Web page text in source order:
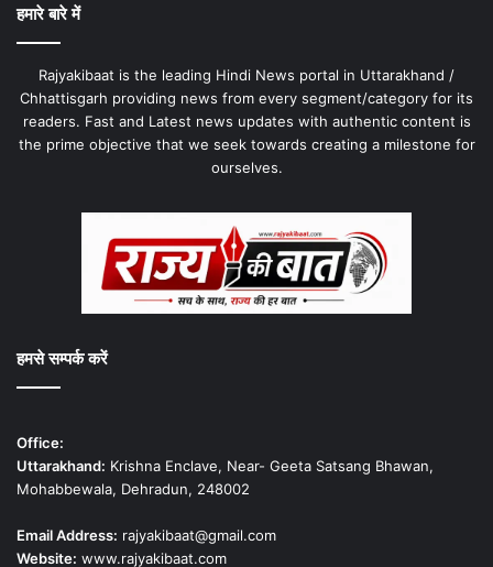
हमारे बारे में
Rajyakibaat is the leading Hindi News portal in Uttarakhand /
Chhattisgarh providing news from every segment/category for its
readers. Fast and Latest news updates with authentic content is
the prime objective that we seek towards creating a milestone for
ourselves.
हमसे सम्पर्क करें
Office:
Uttarakhand: Krishna Enclave, Near- Geeta Satsang Bhawan,
Mohabbewala, Dehradun, 248002
Email Address: rajyakibaat@gmail.com
Website: www.rajyakibaat.com